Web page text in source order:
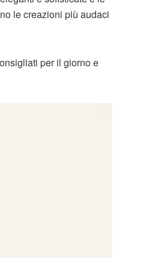
le creazioni più audaci
per il giorno e